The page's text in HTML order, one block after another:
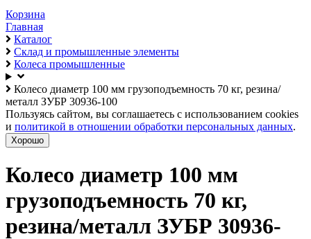
Корзина
Главная
Каталог
Склад и промышленные элементы
Колеса промышленные
Колесо диаметр 100 мм грузоподъемность 70 кг, резина/
металл ЗУБР 30936-100
Пользуясь сайтом, вы соглашаетесь с использованием cookies
и политикой в отношении обработки персональных данных.
Хорошо
Колесо диаметр 100 мм
грузоподъемность 70 кг,
резина/металл ЗУБР 30936-